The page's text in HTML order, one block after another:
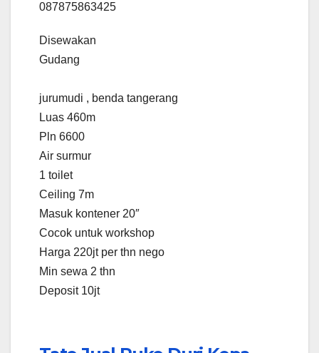
087875863425
Disewakan
Gudang
jurumudi , benda tangerang
Luas 460m
Pln 6600
Air surmur
1 toilet
Ceiling 7m
Masuk kontener 20″
Cocok untuk workshop
Harga 220jt per thn nego
Min sewa 2 thn
Deposit 10jt